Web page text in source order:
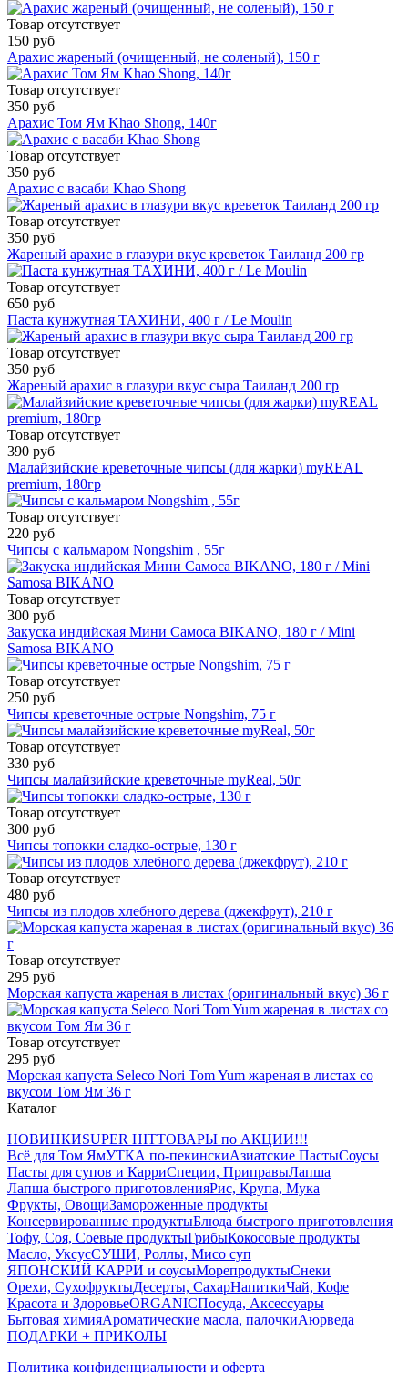
Товар отсутствует
150 руб
Арахис жареный (очищенный, не соленый), 150 г
Товар отсутствует
350 руб
Арахис Том Ям Khao Shong, 140г
Товар отсутствует
350 руб
Арахис с васаби Khao Shong
Товар отсутствует
350 руб
Жареный арахис в глазури вкус креветок Таиланд 200 гр
Товар отсутствует
650 руб
Паста кунжутная ТАХИНИ, 400 г / Le Moulin
Товар отсутствует
350 руб
Жареный арахис в глазури вкус сыра Таиланд 200 гр
Товар отсутствует
390 руб
Малайзийские креветочные чипсы (для жарки) myREAL
premium, 180гр
Товар отсутствует
220 руб
Чипсы с кальмаром Nongshim , 55г
Товар отсутствует
300 руб
Закуска индийская Мини Самоса BIKANO, 180 г / Mini
Samosa BIKANO
Товар отсутствует
250 руб
Чипсы креветочные острые Nongshim, 75 г
Товар отсутствует
330 руб
Чипсы малайзийские креветочные myReal, 50г
Товар отсутствует
300 руб
Чипсы топокки сладко-острые, 130 г
Товар отсутствует
480 руб
Чипсы из плодов хлебного дерева (джекфрут), 210 г
Товар отсутствует
295 руб
Морская капуста жареная в листах (оригинальный вкус) 36 г
Товар отсутствует
295 руб
Морская капуста Seleco Nori Tom Yum жареная в листах со
вкусом Том Ям 36 г
Каталог
НОВИНКИSUPER HITТОВАРЫ по АКЦИИ!!!
Всё для Том ЯмУТКА по-пекинскиАзиатские ПастыСоусы
Пасты для супов и КарриСпеции, ПриправыЛапша
Лапша быстрого приготовленияРис, Крупа, Мука
Фрукты, ОвощиЗамороженные продукты
Консервированные продуктыБлюда быстрого приготовления
Тофу, Соя, Соевые продуктыГрибыКокосовые продукты
Масло, УксусСУШИ, Роллы, Мисо суп
ЯПОНСКИЙ КАРРИ и соусыМорепродуктыСнеки
Орехи, СухофруктыДесерты, СахарНапиткиЧай, Кофе
Красота и ЗдоровьеORGANICПосуда, Аксессуары
Бытовая химияАроматические масла, палочкиАюрведа
ПОДАРКИ + ПРИКОЛЫ
Политика конфиденциальности и оферта